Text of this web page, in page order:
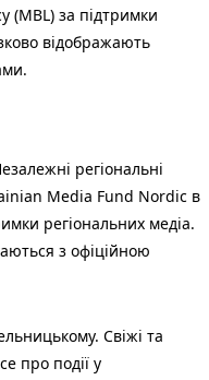
(MBL) за підтримки
відображають
регіональні
Media Fund Nordic в
регіональних медіа.
з офіційною
Свіжі та
про події у